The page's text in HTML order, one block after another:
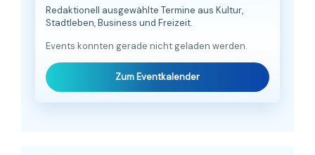
Redaktionell ausgewählte Termine aus Kultur,
Stadtleben, Business und Freizeit.
Events konnten gerade nicht geladen werden.
Zum Eventkalender